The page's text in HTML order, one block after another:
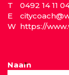
T
0492 14 11
E
W https://
Naam
*